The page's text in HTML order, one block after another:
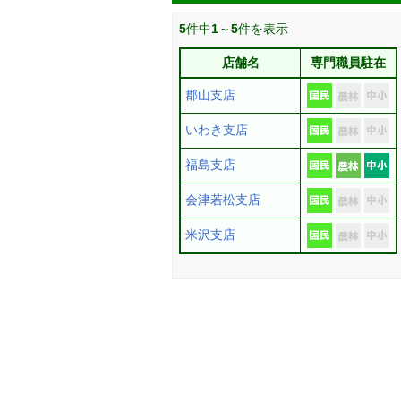
5件中1～5件を表示
店舗名 専門職員駐在
郡山支店
いわき支店
福島支店
会津若松支店
米沢支店